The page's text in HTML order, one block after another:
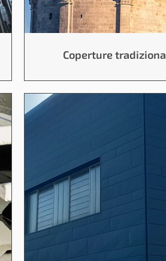
Coperture